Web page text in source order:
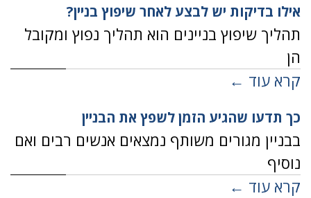
אילו בדיקות יש לבצע לאחר שיפוץ בניין?
תהליך שיפוץ בניינים הוא תהליך נפוץ ומקובל
הן
קרא עוד ←
כך תדעו שהגיע הזמן לשפץ את הבניין
בבניין מגורים משותף נמצאים אנשים רבים ואם
נוסיף
קרא עוד ←